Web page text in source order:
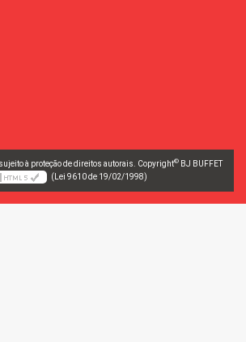
à proteção de direitos autorais. Copyright© BJ BUFFET
(Lei 9610 de 19/02/1998)